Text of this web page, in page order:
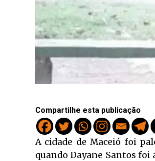
Compartilhe esta publicação
A cidade de Maceió foi
quando Dayane Santos foi